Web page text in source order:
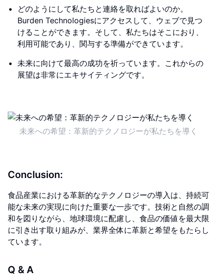
どのようにして私たちと連絡を取ればよいのか。
Burden Technologiesにアクセスして、ウェブで見つ
けることができます。そして、私たちはそこにおり、
利用可能であり、関与する準備ができています。
未来に向けて最高の成功を祈っています。これからの
展望は非常にエキサイティングです。
未来への希望：革新的テクノロジーが私たちを導く
Conclusion:
食品産業における革新的なテクノロジーの導入は、持続可
能な未来の実現に向けた重要な一歩です。技術と自然の調
和を図りながら、地球環境に配慮し、食品の価値を最大限
に引き出す取り組みが、業界全体に革新と希望をもたらし
ています。
Q & A